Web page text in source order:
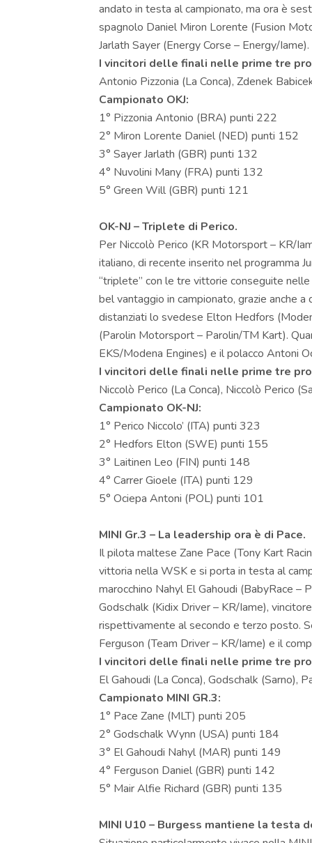
andato in testa al campionato, ma ora è
spagnolo Daniel Miron Lorente (Fusion
Jarlath Sayer (Energy Corse – Energy/Iame).
I vincitori delle finali nelle prime tre
Antonio Pizzonia (La Conca), Zdenek
Campionato OKJ:
1° Pizzonia Antonio (BRA) punti 222
2° Miron Lorente Daniel (NED) punti 152
3° Sayer Jarlath (GBR) punti 132
4° Nuvolini Many (FRA) punti 132
5° Green Will (GBR) punti 121
OK-NJ – Triplete di Perico.
Per Niccolò Perico (KR Motorsport – KR/
italiano, di recente inserito nel programma
“triplete” con le tre vittorie conseguite
bel vantaggio in campionato, grazie anche
distanziati lo svedese Elton Hedfors
(Parolin Motorsport – Parolin/TM Kart).
EKS/Modena Engines) e il polacco Antoni
I vincitori delle finali nelle prime tre
Niccolò Perico (La Conca), Niccolò Perico
Campionato OK-NJ:
1° Perico Niccolo’ (ITA) punti 323
2° Hedfors Elton (SWE) punti 155
3° Laitinen Leo (FIN) punti 148
4° Carrer Gioele (ITA) punti 129
5° Ociepa Antoni (POL) punti 101
MINI Gr.3 – La leadership ora è di Pace.
Il pilota maltese Zane Pace (Tony Kart
vittoria nella WSK e si porta in testa al
marocchino Nahyl El Gahoudi (BabyRace –
Godschalk (Kidix Driver – KR/Iame),
rispettivamente al secondo e terzo posto.
Ferguson (Team Driver – KR/Iame) e il
I vincitori delle finali nelle prime tre
El Gahoudi (La Conca), Godschalk (Sarno),
Campionato MINI GR.3:
1° Pace Zane (MLT) punti 205
2° Godschalk Wynn (USA) punti 184
3° El Gahoudi Nahyl (MAR) punti 149
4° Ferguson Daniel (GBR) punti 142
5° Mair Alfie Richard (GBR) punti 135
MINI U10 – Burgess mantiene la testa